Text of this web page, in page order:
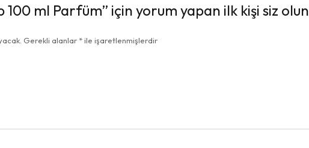
100 ml Parfüm” için yorum yapan ilk kişi siz olun
Gerekli alanlar *ile işaretlenmişlerdir